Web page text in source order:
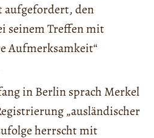
aufgefordert, den
seinem Treffen mit
Aufmerksamkeit“
in Berlin sprach Merkel
„ausländischer
herrscht mit